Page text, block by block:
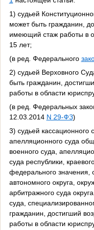
1) судьей
может быть гражданин,
имеющий стаж работы в
15 лет;
(в ред. Федерального
2) судьей Верховного
быть гражданин,
работы в области
(в ред. Федеральных
12.03.2014 N 29-ФЗ)
3) судьей кассационного
апелляционного суда
военного суда,
суда республики,
федерального значения,
автономного округа,
арбитражного суда
суда,
гражданин, достигший
работы в области